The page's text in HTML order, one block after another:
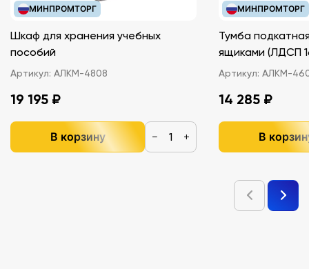
МИНПРОМТОРГ
Шкаф для хранения учебных
пособий
Артикул: АЛКМ-4808
19 195 ₽
В корзину − +
МИНПРОМТОРГ
Тумба
ящиками
Артикул: АЛКМ-
14 285 ₽
В